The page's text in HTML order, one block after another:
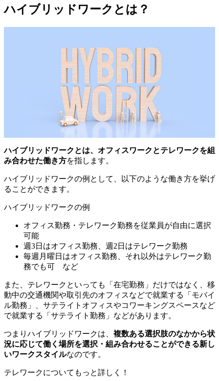
ハイブリッドワークとは？
ハイブリッドワークとは、オフィスワークとテレワークを組
み合わせた働き方を指します。
ハイブリッドワークの例として、以下のような働き方を挙げ
ることができます。
ハイブリッドワークの例
オフィス勤務・テレワーク勤務を従業員が自由に選択
可能
週3日はオフィス勤務、週2日はテレワーク勤務
毎週月曜日はオフィス勤務、それ以外はテレワーク勤
務でも可 など
また、テレワークといっても「在宅勤務」だけではなく、移
動中の交通機関や取引先のオフィスなどで就業する「モバイ
ル勤務」、サテライトオフィスやコワーキングスペースなど
で就業する「サテライト勤務」などがあります。
つまりハイブリッドワークは、 複数ある選択肢のなかから状
況に応じて働く場所を選択・組み合わせることができる新し
いワークスタイルなのです。
テレワークについてもっと詳しく！